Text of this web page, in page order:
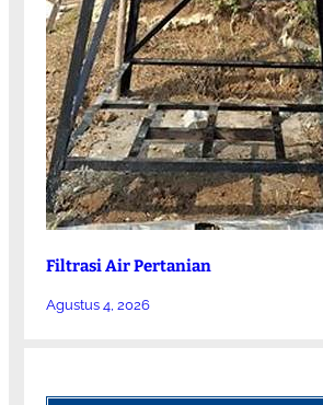
Filtrasi Air Pertanian
Agustus 4, 2026